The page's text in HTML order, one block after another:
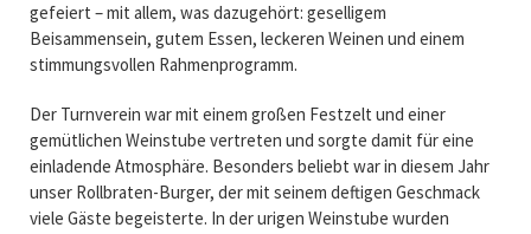
gefeiert – mit allem, was dazugehört: geselligem
Beisammensein, gutem Essen, leckeren Weinen und einem
stimmungsvollen Rahmenprogramm.
Der Turnverein war mit einem großen Festzelt und einer
gemütlichen Weinstube vertreten und sorgte damit für eine
einladende Atmosphäre. Besonders beliebt war in diesem Jahr
unser Rollbraten-Burger, der mit seinem deftigen Geschmack
viele Gäste begeisterte. In der urigen Weinstube wurden